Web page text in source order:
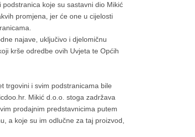
koje su sastavni dio Mikić
promjena, jer će one u cijelosti
najave, uključivo i djelomičnu
krše odredbe ovih Uvjeta te Općih
trgovini i svim podstranicama bile
Mikić d.o.o. stoga zadržava
prodajnim predstavnicima putem
a koje su im odlučne za taj proizvod,